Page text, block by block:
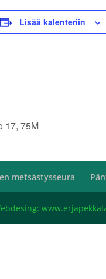
Lisää kalenteriin
17, 75M
metsästysseura